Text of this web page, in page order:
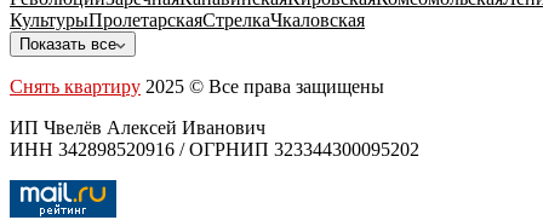
КультурыПролетарскаяСтрелкаЧкаловская
Показать все
Снять квартиру 2025 © Все права защищены
ИП Чвелёв Алексей Иванович
ИНН 342898520916 / ОГРНИП 323344300095202